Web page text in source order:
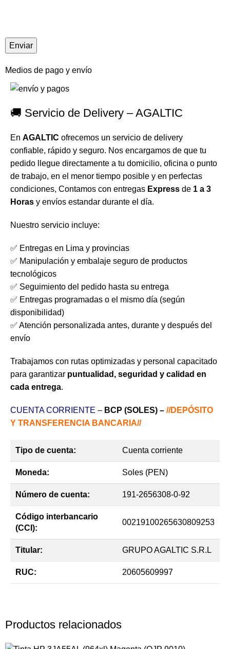
Medios de pago y envío
🚚 Servicio de Delivery – AGALTIC
En AGALTIC ofrecemos un servicio de delivery
confiable, rápido y seguro. Nos encargamos de que tu
pedido llegue directamente a tu domicilio, oficina o punto
de trabajo, en el menor tiempo posible y en perfectas
condiciones, Contamos con entregas Express de 1 a 3
Horas y envíos estandar durante el día.
Nuestro servicio incluye:
✅ Entregas en Lima y provincias
✅ Manipulación y embalaje seguro de productos
tecnológicos
✅ Seguimiento del pedido hasta su entrega
✅ Entregas programadas o el mismo día (según
disponibilidad)
✅ Atención personalizada antes, durante y después del
envío
Trabajamos con rutas optimizadas y personal capacitado
para garantizar puntualidad, seguridad y calidad en
cada entrega.
CUENTA CORRIENTE – BCP (SOLES) – //DEPÓSITO
Y TRANSFERENCIA BANCARIA//
Tipo de cuenta: Cuenta corriente
Moneda: Soles (PEN)
Número de cuenta: 191-2656308-0-92
Código interbancario
(CCI):
00219100265630809253
Titular: GRUPO AGALTIC S.R.L
RUC: 20605609997
Productos relacionados